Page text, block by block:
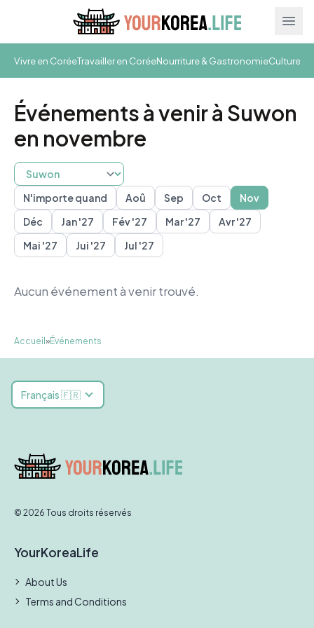
Vivre en CoréeTravailler en CoréeNourriture & GastronomieCulture &
Événements à venir à Suwon
en novembre
Busan DaeguGwangju GyeongjuIncheonJeju
N'importe quand Aoû Sep Oct
Nov
Déc
Jan '27 Fév '27 Mar '27
Avr '27
Mai '27
Jui '27 Jul '27
Aucun événement à venir trouvé.
Accueil»Événements
Français 🇫🇷
© 2026 Tous droits réservés
YourKoreaLife
About Us
Terms and Conditions